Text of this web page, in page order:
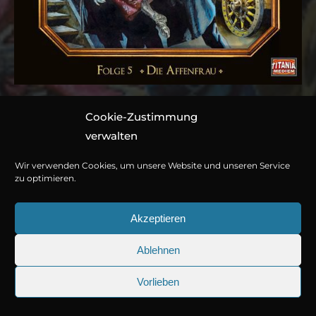
Cookie-Zustimmung
verwalten
Wir verwenden Cookies, um unsere Website und unseren Service
zu optimieren.
Akzeptieren
Ablehnen
Vorlieben
Folge 005: Die
Affenfrau
Hörspiel von Marc Gruppe
1 CD ca. 75 Minuten
Jetzt kaufen oder streamen
© Copyright 2026Titania Medien GmbH.